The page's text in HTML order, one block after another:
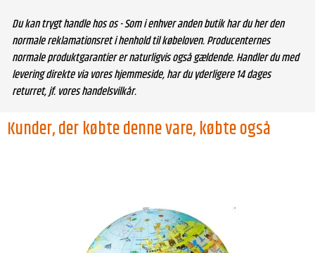
Du kan trygt handle hos os - Som i enhver anden butik har du her den
normale reklamationsret i henhold til købeloven. Producenternes
normale produktgarantier er naturligvis også gældende. Handler du med
levering direkte via vores hjemmeside, har du yderligere 14 dages
returret, jf. vores handelsvilkår.
Kunder, der købte denne vare, købte også